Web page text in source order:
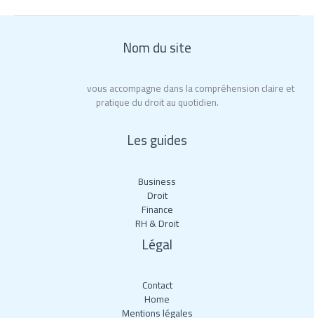
Nom du site
vous accompagne dans la compréhension claire et
pratique du droit au quotidien.
Les guides
Business
Droit
Finance
RH & Droit
Légal
Contact
Home
Mentions légales